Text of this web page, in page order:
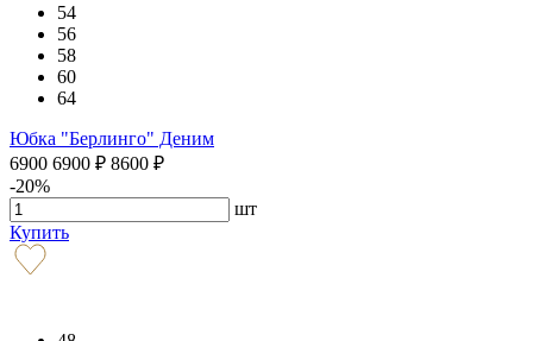
54
56
58
60
64
Юбка "Берлинго" Деним
6900 6900 ₽ 8600 ₽
-20%
шт
Купить